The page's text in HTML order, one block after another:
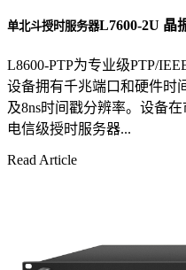
单北斗授时服务器L7600-2U 晶
L8600-PTP为专业级PTP/
设备拥有千兆端口和硬件时
及8ns时间戳分辨率。设备
电信级授时服务器...
Read Article